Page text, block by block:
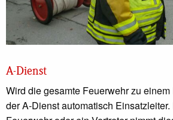
A-Dienst
Wird die gesamte Feuerwehr zu
der A-Dienst automatisch